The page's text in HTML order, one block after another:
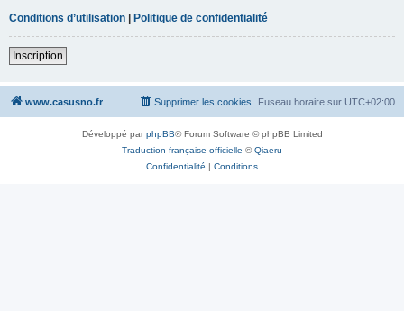
Conditions d’utilisation | Politique de confidentialité
Inscription
www.casusno.fr Fuseau horaire sur UTC+02:00
Supprimer les cookies
Développé parphpBB® Forum Software © phpBB Limited
Traduction française officielle ©Qiaeru
Confidentialité | Conditions